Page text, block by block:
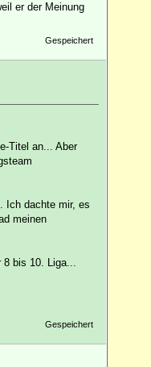
er der Meinung
Gespeichert
Titel an... Aber
Ich dachte mir, es
meinen
bis 10. Liga...
Gespeichert